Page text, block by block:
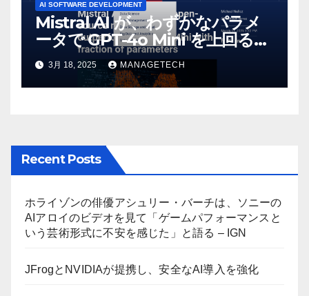
AI SOFTWARE DEVELOPMENT
Mistral AI が、わずかなパラメ
ータで GPT-4o Mini を上回る新
しいオープンソース モデルをリ
リース | VentureBeat
3月 18, 2025 MANAGETECH
Recent Posts
ホライゾンの俳優アシュリー・バーチは、ソニーの
AIアロイのビデオを見て「ゲームパフォーマンスと
いう芸術形式に不安を感じた」と語る – IGN
JFrogとNVIDIAが提携し、安全なAI導入を強化